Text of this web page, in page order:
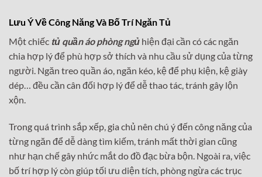
Lưu Ý Về Công Năng Và Bố Trí Ngăn Tủ
Một chiếc tủ quần áo phòng ngủ hiện đại cần có các ngăn
chia hợp lý để phù hợp sở thích và nhu cầu sử dụng của từng
người. Ngăn treo quần áo, ngăn kéo, kệ để phụ kiện, kệ giày
dép… đều cần cân đối hợp lý để dễ thao tác, tránh gây lộn
xộn.
Trong quá trình sắp xếp, gia chủ nên chú ý đến công năng của
từng ngăn để dễ dàng tìm kiếm, tránh mất thời gian cũng
như hạn chế gây nhức mắt do đồ đạc bừa bộn. Ngoài ra, việc
bố trí hợp lý còn giúp tối ưu diện tích, phòng ngừa các trục